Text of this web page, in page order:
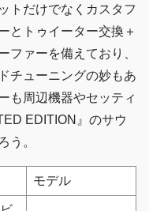
トだけでなくカスタフ
とトゥイーター交換＋
ファーを備えており、
チューニングの妙もあ
も周辺機器やセッティ
EDITION』のサウ
う。
モデル